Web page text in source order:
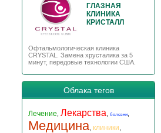
ГЛАЗНАЯ
КЛИНИКА
КРИСТАЛЛ
Офтальмологическая клиника
CRYSTAL. Замена хрусталика за 5
минут, передовые технологии США.
Облака тегов
Лечение Лекарства болезни
Медицина клиники